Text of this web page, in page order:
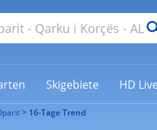
Skigebiete HD
16-Tage Trend